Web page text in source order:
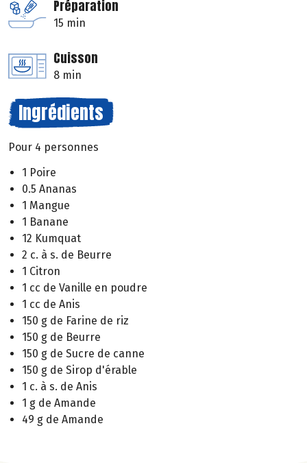
Préparation
15 min
Cuisson
8 min
Ingrédients
Pour 4 personnes
1 Poire
0.5 Ananas
1 Mangue
1 Banane
12 Kumquat
2 c. à s. de Beurre
1 Citron
1 cc de Vanille en poudre
1 cc de Anis
150 g de Farine de riz
150 g de Beurre
150 g de Sucre de canne
150 g de Sirop d'érable
1 c. à s. de Anis
1 g de Amande
49 g de Amande